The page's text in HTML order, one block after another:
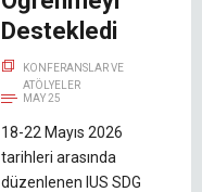
Destekledi
KONFERANSLAR VE
ATÖLYELER
MAY 25
18-22 Mayıs 2026
tarihleri arasında
düzenlenen IUS SDG